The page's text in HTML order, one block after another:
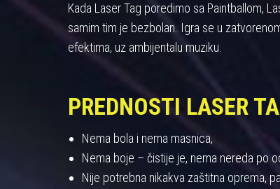
Kada Laser Tag poredimo sa Paintballom,
samim tim je bezbolan. Igra se u
efektima, uz ambijentalu muziku.
PREDNOSTI LASER
Nema bola i nema masnica,
Nema boje – čistije je, nema nereda po
Nije potrebna nikakva zaštitna oprema,